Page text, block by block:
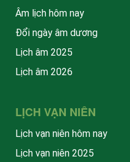
Âm lịch hôm nay
Đổi ngày âm dương
Lịch âm 2025
Lịch âm 2026
LỊCH VẠN NIÊN
Lịch vạn niên hôm nay
Lịch vạn niên 2025